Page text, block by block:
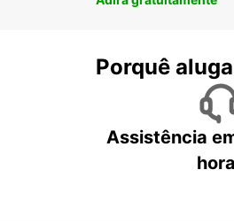
Porquê
Assistência